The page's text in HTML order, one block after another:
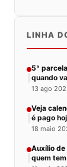
LINHA
5ª
quando
13 ago
Veja
é pago
18 maio
Auxílio
quem